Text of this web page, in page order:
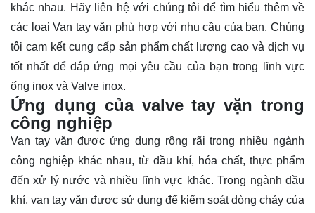
khác nhau. Hãy liên hệvới chúng tôi để tìm hiểu thêm về
các loại Van tay vặn phù hợp với nhu cầu của bạn. Chúng
tôi cam kết cung cấp sản phẩm chất lượng cao và dịch vụ
tốt nhất để đáp ứng mọi yêu cầu của bạn trong lĩnh vực
ống inox và Valve inox.
Ứng dụng của valve tay vặn trong
công nghiệp
Van tay vặn được ứng dụng rộng rãi trong nhiều ngành
công nghiệp khác nhau, từ dầu khí, hóa chất, thực phẩm
đến xử lý nước và nhiều lĩnh vực khác. Trong ngành dầu
khí, van tay vặn được sử dụng để kiểm soát dòng chảy của